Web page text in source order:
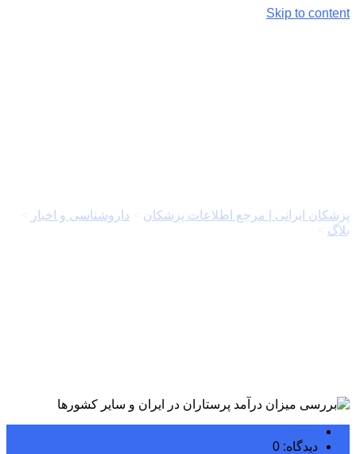
Skip to content
پزشکان ایرانی | مرجع اطلاعات پزشکان داروشناسی و اخبار
بلاگ
دیدگاه: 0